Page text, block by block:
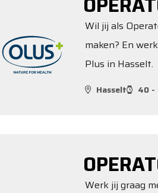
Wil jij als
maken? En
Plus in Hasselt.
Hasselt 40 -
Werk jij graag